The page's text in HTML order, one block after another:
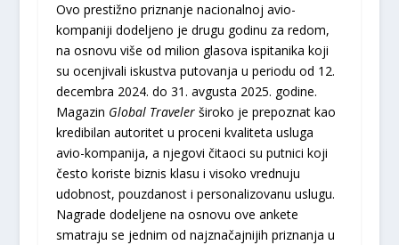
Ovo prestižno priznanje nacionalnoj avio-
kompaniji dodeljeno je drugu godinu za redom,
na osnovu više od milion glasova ispitanika koji
su ocenjivali iskustva putovanja u periodu od 12.
decembra 2024. do 31. avgusta 2025. godine.
Magazin Global Travelerširoko je prepoznat kao
kredibilan autoritet u proceni kvaliteta usluga
avio-kompanija, a njegovi čitaoci su putnici koji
često koriste biznis klasu i visoko vrednuju
udobnost, pouzdanost i personalizovanu uslugu.
Nagrade dodeljene na osnovu ove ankete
smatraju se jednim od najznačajnijih priznanja u